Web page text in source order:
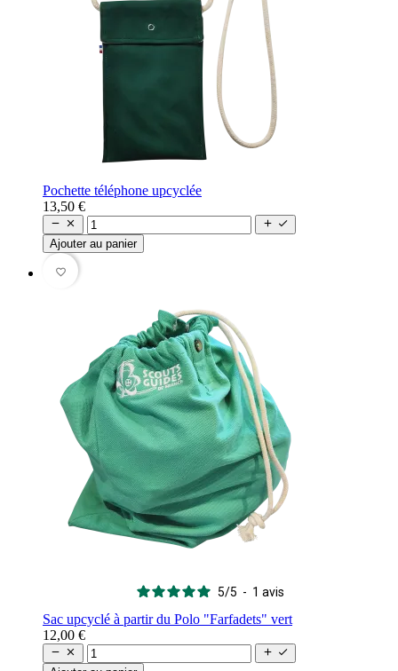
Pochette téléphone upcyclée
13,50 €
   
Ajouter au panier
favorite_border
5/5 - 1 avis
Sac upcyclé à partir du Polo "Farfadets" vert
12,00 €
   